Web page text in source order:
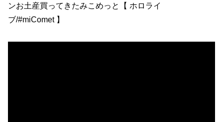
ンお土産買ってきたみこめっと【 ホロライ
ブ/#miComet 】